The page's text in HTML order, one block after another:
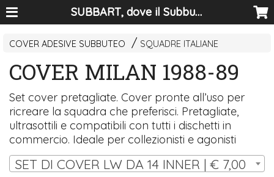
SUBBART, dove il Subbuteo diventa arte
COVER ADESIVE SUBBUTEO SQUADRE ITALIANE
COVER MILAN 1988-89
Set cover pretagliate. Cover pronte all’uso per
ricreare la squadra che preferisci. Pretagliate,
ultrasottili e compatibili con tutti i dischetti in
commercio. Ideale per collezionisti e agonisti
SET DI COVER LW DA 14 INNER | € 7,00